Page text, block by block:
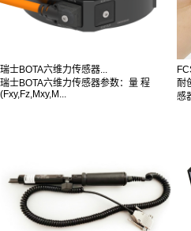
瑞士BOTA六维力传感器...
瑞士BOTA六维力传感器参数：量 程
(Fxy,Fz,Mxy,M...
耐
感